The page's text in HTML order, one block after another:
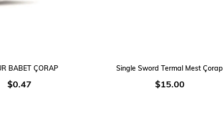
EKLE
BABET ÇORAP
$0.47
SEPETE EKLE
Single Sword Termal Mest Çorap
$15.00